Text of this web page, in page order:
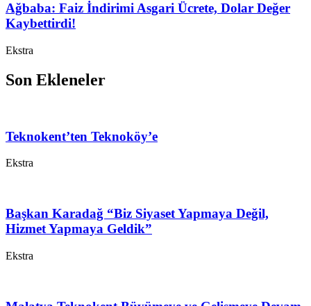
Ağbaba: Faiz İndirimi Asgari Ücrete, Dolar Değer
Kaybettirdi!
Ekstra
Son Ekleneler
Teknokent’ten Teknoköy’e
Ekstra
Başkan Karadağ “Biz Siyaset Yapmaya Değil,
Hizmet Yapmaya Geldik”
Ekstra